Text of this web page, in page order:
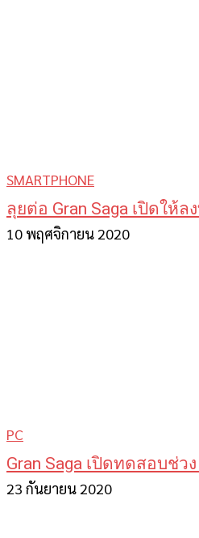
SMARTPHONE
ลุยต่อ Gran Saga เปิดให้
10 พฤศจิกายน 2020
PC
Gran Saga เปิดทดสอบช่
23 กันยายน 2020